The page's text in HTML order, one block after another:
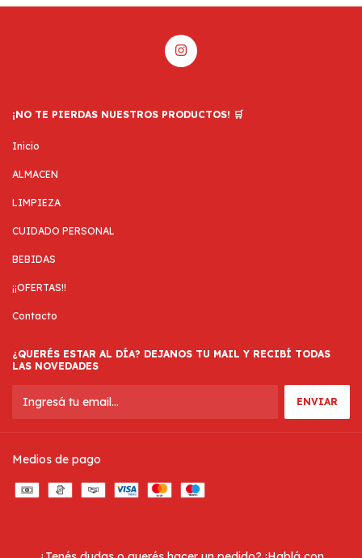
¡NO TE PIERDAS NUESTROS PRODUCTOS! 🛒
Inicio
ALMACEN
LIMPIEZA
CUIDADO PERSONAL
BEBIDAS
¡¡OFERTAS!!
Contacto
¿QUERÉS ESTAR AL DÍA? DEJANOS TU MAIL Y RECIBÍ TODAS
LAS NOVEDADES
Medios de pago